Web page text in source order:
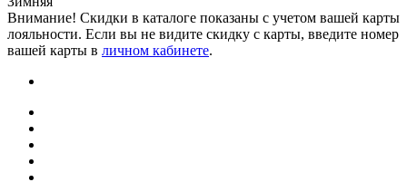
Внимание! Скидки в каталоге показаны с учетом вашей карты
лояльности. Если вы не видите скидку с карты, введите номер
вашей карты в личном кабинете.